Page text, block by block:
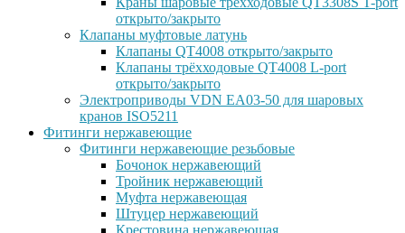
открыто/закрыто
Клапаны муфтовые латунь
Клапаны QT4008 открыто/закрыто
Клапаны трёхходовые QT4008 L-port
открыто/закрыто
Электроприводы VDN EA03-50 для шаровых
кранов ISO5211
Фитинги нержавеющие
Фитинги нержавеющие резьбовые
Бочонок нержавеющий
Тройник нержавеющий
Муфта нержавеющая
Штуцер нержавеющий
Крестовина нержавеющая